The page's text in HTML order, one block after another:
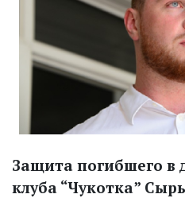
Защита погибшего в
клуба “Чукотка”